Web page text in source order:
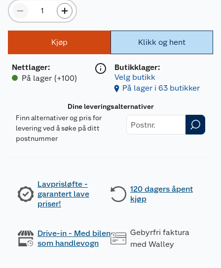
Kjøp
Nettlager:
På lager (+100)
Klikk og hent
Butikklager:
Velg butikk
På lager i 63 butikker
Dine leveringsalternativer
Finn alternativer og pris for
levering ved å søke på ditt
postnummer
Lavprisløfte -
garantert lave
priser!
120 dagers åpent
kjøp
Drive-in - Med bilen
som handlevogn
Gebyrfri faktura
med Walley